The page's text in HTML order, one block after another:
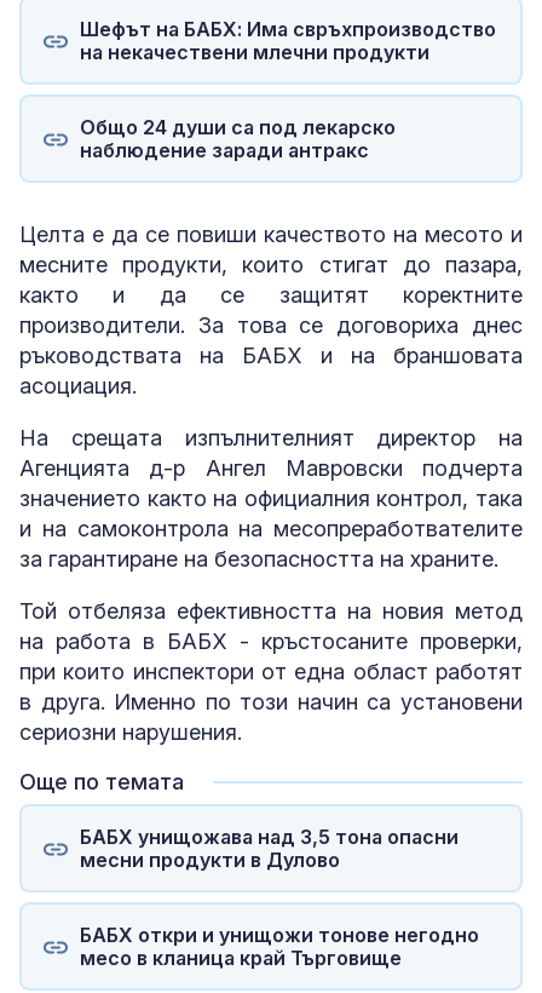
Шефът на БАБХ: Има свръхпроизводство
на некачествени млечни продукти
Общо 24 души са под лекарско
наблюдение заради антракс
Целта е да се повиши качеството на месото и
месните продукти, които стигат до пазара,
както и да се защитят коректните
производители. За това се договориха днес
ръководствата на БАБХ и на браншовата
асоциация.
На срещата изпълнителният директор на
Агенцията д-р Ангел Мавровски подчерта
значението както на официалния контрол, така
и на самоконтрола на месопреработвателите
за гарантиране на безопасността на храните.
Той отбеляза ефективността на новия метод
на работа в БАБХ - кръстосаните проверки,
при които инспектори от една област работят
в друга. Именно по този начин са установени
сериозни нарушения.
Още по темата
БАБХ унищожава над 3,5 тона опасни
месни продукти в Дулово
БАБХ откри и унищожи тонове негодно
месо в кланица край Търговище